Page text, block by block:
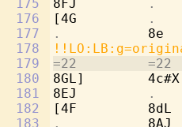
175
176
177
178
179
180
181
182
183
8FJ
.
[4G
.
.
=22
8GL]
8EJ
.
[4F
.